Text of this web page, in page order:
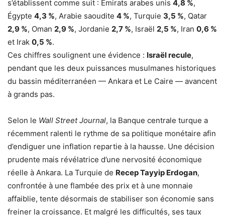
s’établissent comme suit : Émirats arabes unis 4,8 %,
Égypte 4,3 %, Arabie saoudite 4 %, Turquie 3,5 %, Qatar
2,9 %, Oman 2,9 %, Jordanie 2,7 %, Israël 2,5 %, Iran 0,6 %
et Irak 0,5 %.
Ces chiffres soulignent une évidence : Israël recule,
pendant que les deux puissances musulmanes historiques
du bassin méditerranéen — Ankara et Le Caire — avancent
à grands pas.
Selon le Wall Street Journal, la Banque centrale turque a
récemment ralenti le rythme de sa politique monétaire afin
d’endiguer une inflation repartie à la hausse. Une décision
prudente mais révélatrice d’une nervosité économique
réelle à Ankara. La Turquie de Recep Tayyip Erdogan,
confrontée à une flambée des prix et à une monnaie
affaiblie, tente désormais de stabiliser son économie sans
freiner la croissance. Et malgré les difficultés, ses taux